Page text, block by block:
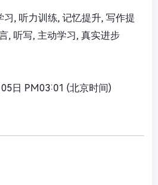
习, 听力训练, 记忆提升, 写作提
, 听写, 主动学习, 真实进步
05日 PM03:01 (北京时间)